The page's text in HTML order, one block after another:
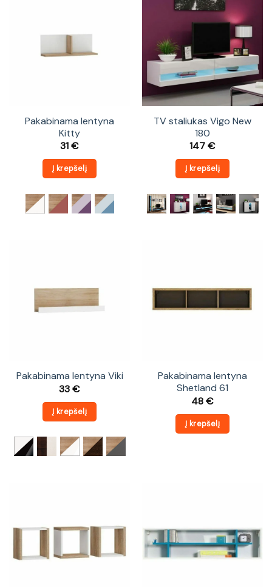
Pakabinama lentyna
Kitty
31€
Į krepšelį
TV staliukas Vigo New
180
147€
Į krepšelį
Pakabinama lentyna Viki
33€
Į krepšelį
Pakabinama lentyna
Shetland 61
48€
Į krepšelį